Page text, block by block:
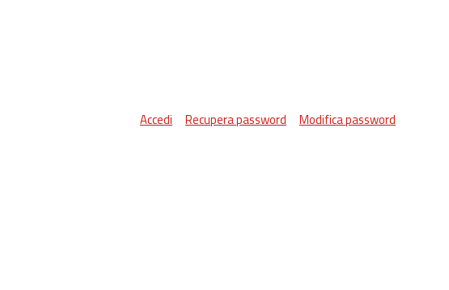
Accedi Recupera password Modifica password